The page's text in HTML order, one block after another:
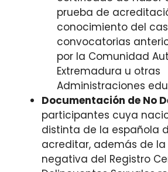
prueba de
conocimiento del
convocatorias
por la Comunidad
Extremadura u otras
Administraciones
Documentación de No
participantes cuya
distinta de la española
acreditar, además de
negativa del Registro